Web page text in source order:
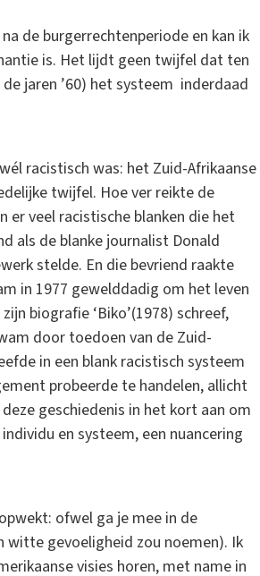
de burgerrechtenperiode en kan ik
is. Het lijdt geen twijfel dat ten
jaren ’60) het systeem inderdaad
racistisch was: het Zuid-Afrikaanse
twijfel. Hoe ver reikte de
veel racistische blanken die het
als de blanke journalist Donald
stelde. En die bevriend raakte
in 1977 gewelddadig om het leven
biografie ‘Biko’(1978) schreef,
door toedoen van de Zuid-
in een blank racistisch systeem
probeerde te handelen, allicht
geschiedenis in het kort aan om
en systeem, een nuancering
ofwel ga je mee in de
witte gevoeligheid zou noemen). Ik
visies horen, met name in